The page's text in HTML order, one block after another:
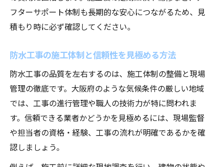
フターサポート体制も長期的な安心につながるため、見
積もり時に必ず確認してください。
防水工事の施工体制と信頼性を見極める方法
防水工事の品質を左右するのは、施工体制の整備と現場
管理の徹底です。大阪府のような気候条件の厳しい地域
では、工事の進行管理や職人の技術力が特に問われま
す。信頼できる業者かどうかを見極めるには、現場監督
や担当者の資格・経験、工事の流れが明確であるかを確
認しましょう。